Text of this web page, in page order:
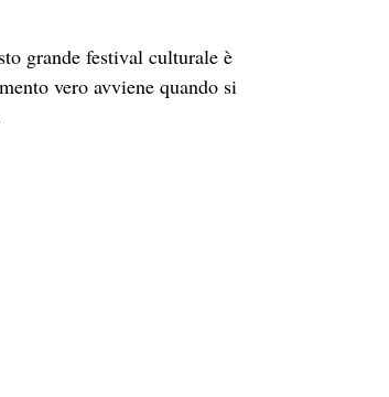
grande festival culturale è
vero avviene quando si